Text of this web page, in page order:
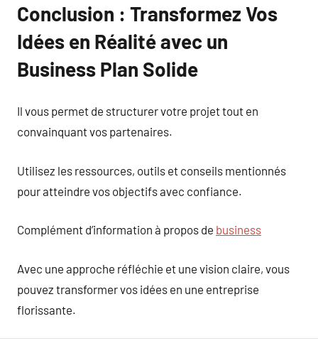
Conclusion : Transformez Vos
Idées en Réalité avec un
Business Plan Solide
Il vous permet de structurer votre projet tout en
convainquant vos partenaires.
Utilisez les ressources, outils et conseils mentionnés
pour atteindre vos objectifs avec confiance.
Complément d’information à propos de business
Avec une approche réfléchie et une vision claire, vous
pouvez transformer vos idées en une entreprise
florissante.